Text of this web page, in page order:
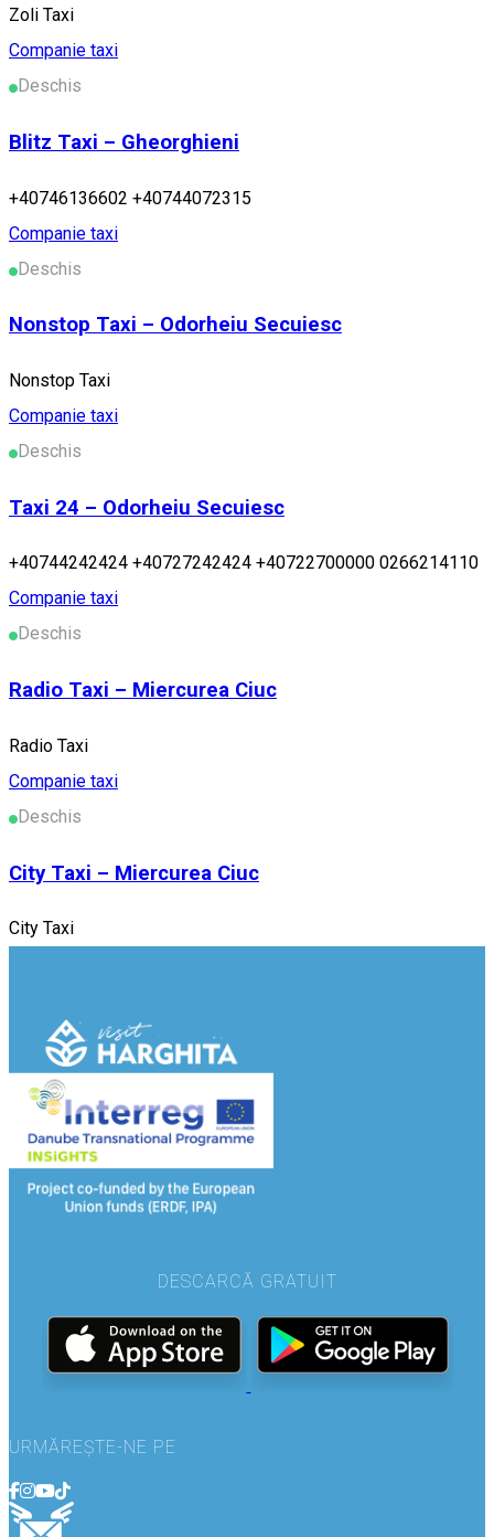
Zoli Taxi
Companie taxi
Deschis
Blitz Taxi – Gheorghieni
+40746136602 +40744072315
Companie taxi
Deschis
Nonstop Taxi – Odorheiu Secuiesc
Nonstop Taxi
Companie taxi
Deschis
Taxi 24 – Odorheiu Secuiesc
+40744242424 +40727242424 +40722700000 0266214110
Companie taxi
Deschis
Radio Taxi – Miercurea Ciuc
Radio Taxi
Companie taxi
Deschis
City Taxi – Miercurea Ciuc
City Taxi
DESCARCĂ GRATUIT
URMĂREȘTE-NE PE